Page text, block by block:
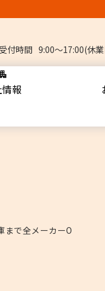
受付時間 9:00～17:00(休
報
まで全メーカーO